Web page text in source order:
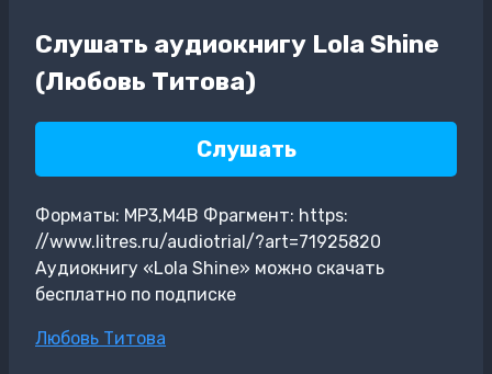
Слушать аудиокнигу Lola Shine
(Любовь Титова)
Слушать
Форматы: MP3,M4B Фрагмент: https:
//www.litres.ru/audiotrial/?art=71925820
Аудиокнигу «Lola Shine» можно скачать
бесплатно по подписке
Метки
Любовь Титова